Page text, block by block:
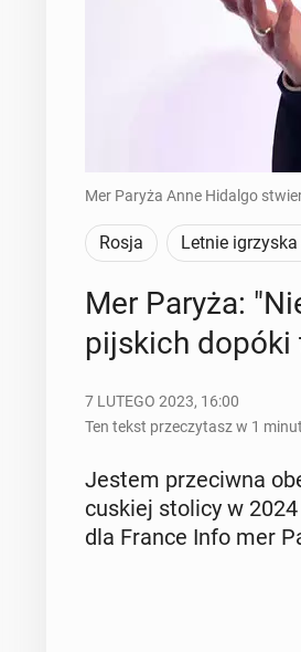
Mer Paryża Anne Hidalgo
Rosja Letnie
Mer Paryża:
pij­skich dopóki
7 LUTEGO 2023, 16:00
Ten tekst przeczytasz w 1
Jestem prze­ciw­na
cu­skiej stolicy w
dla France Info mer